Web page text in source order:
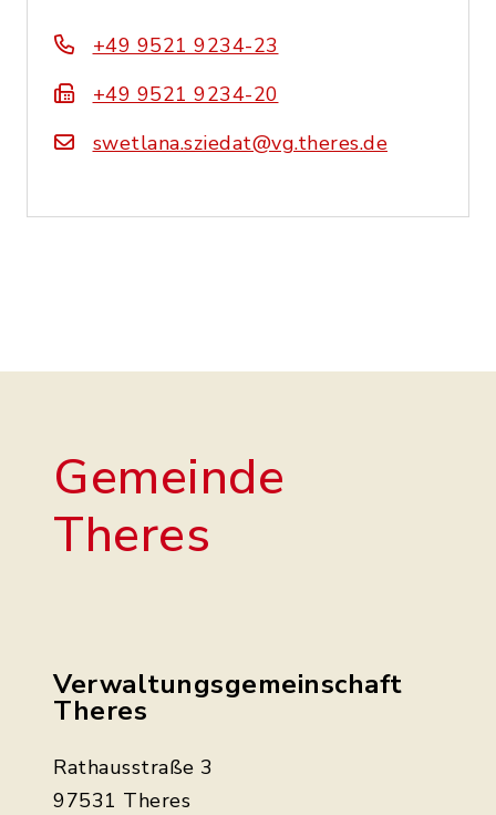
+49 9521 9234-23
+49 9521 9234-20
swetlana.sziedat@vg.theres.de
Gemeinde
Theres
Verwaltungsgemeinschaft
Theres
Rathausstraße 3
97531 Theres